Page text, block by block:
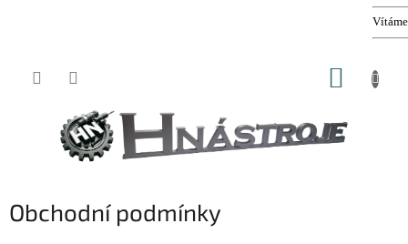
Vítáme Vás v
Obchodní podmínky